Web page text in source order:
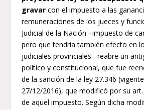
gravar con el impuesto a las
remuneraciones de los jueces y
Judicial de la Nación –impuesto de
pero que tendría también efecto en
judiciales provinciales– reabre un
político y constitucional, que fue
de la sanción de la ley 27.346
27/12/2016), que modificó por su
de aquel impuesto. Según dicha